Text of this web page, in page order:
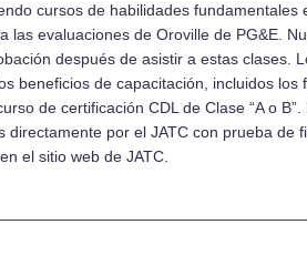
cursos de habilidades fundamentales
las evaluaciones de Oroville de PG&E.
después de asistir a estas clases.
beneficios de capacitación, incluidos
de certificación CDL de Clase “A o
directamente por el JATC con prueba de
el sitio web de JATC.